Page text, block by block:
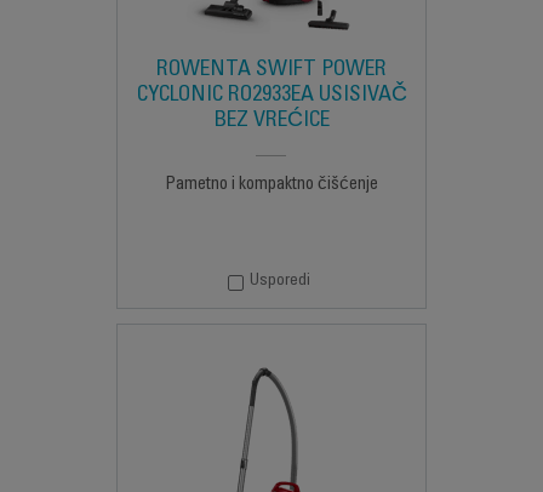
ROWENTA SWIFT POWER
CYCLONIC RO2933EA USISIVAČ
BEZ VREĆICE
Pametno i kompaktno čišćenje
Usporedi